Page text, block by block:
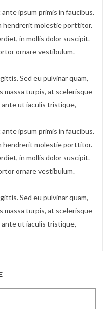
ipsum primis in faucibus.
hendrerit molestie porttitor.
in mollis dolor suscipit.
ornare vestibulum.
Sed eu pulvinar quam,
massa turpis, at scelerisque
ante ut iaculis tristique,
ipsum primis in faucibus.
hendrerit molestie porttitor.
in mollis dolor suscipit.
ornare vestibulum.
Sed eu pulvinar quam,
massa turpis, at scelerisque
ante ut iaculis tristique,